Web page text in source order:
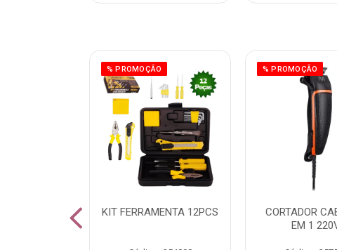
% PROMOÇÃO
KIT FERRAMENTA 12PCS
% PROMOÇÃO
CORTADOR
EM 1